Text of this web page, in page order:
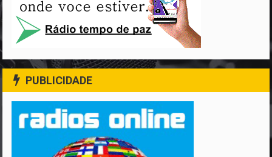
PUBLICIDADE